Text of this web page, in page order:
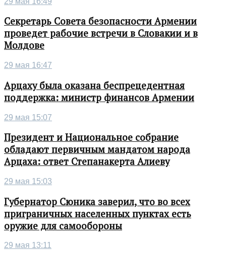
Секретарь Совета безопасности Армении
проведет рабочие встречи в Словакии и в
Молдове
29 мая 16:47
Арцаху была оказана беспрецедентная
поддержка: министр финансов Армении
29 мая 15:07
Президент и Национальное собрание
обладают первичным мандатом народа
Арцаха: ответ Степанакерта Алиеву
29 мая 15:03
Губернатор Сюника заверил, что во всех
приграничных населенных пунктах есть
оружие для самообороны
29 мая 13:11